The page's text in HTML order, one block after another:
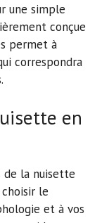
une simple
conçue
permet à
correspondra
en
la nuisette
le
et à vos